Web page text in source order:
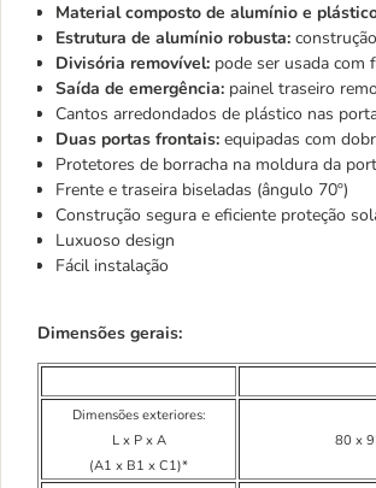
Material composto de alumínio e
Estrutura de alumínio robusta:
Divisória removível: pode ser usada com
Saída de emergência: painel traseiro
Cantos arredondados de plástico nas
Duas portas frontais: equipadas com
Protetores de borracha na moldura da
Frente e traseira biseladas (ângulo 70º)
Construção segura e eficiente proteção
Luxuoso design
Fácil instalação
Dimensões gerais:
Dimensões exteriores:
L x P x A
(A1 x B1 x C1)*
80 x